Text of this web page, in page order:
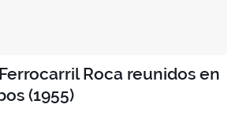
Roca reunidos en
(1955)